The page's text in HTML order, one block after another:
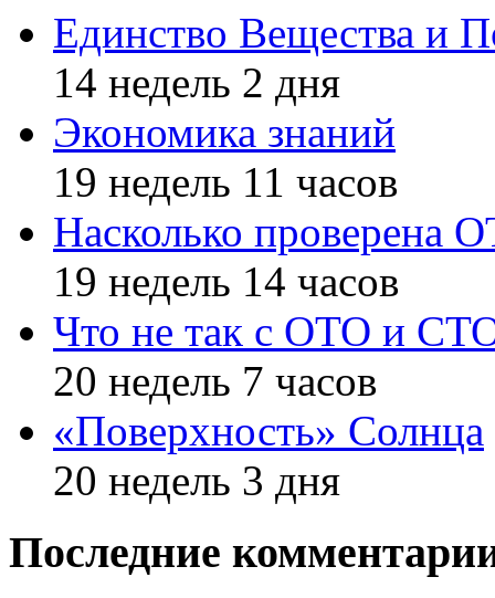
Единство Вещества и
14 недель 2 дня
Экономика знаний
19 недель 11 часов
Насколько проверена
19 недель 14 часов
Что не так с ОТО и
20 недель 7 часов
«Поверхность» Солнца
20 недель 3 дня
Последние